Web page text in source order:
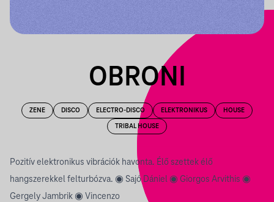
OBRONI
ZENE DISCO ELECTRO-DISCO ELEKTRONIKUS HOUSE
TRIBAL HOUSE
Pozitív elektronikus vibrációk havonta. Élő szettek élő
hangszerekkel felturbózva. ◉ Sajó Dániel ◉ Giorgos Arvithis ◉
Gergely Jambrik ◉ Vincenzo